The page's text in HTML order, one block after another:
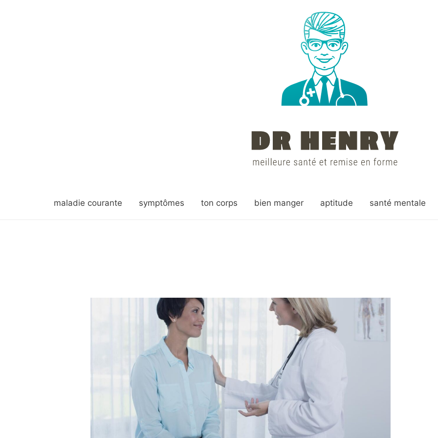
maladie courante symptômes ton corps bien manger aptitude santé mentale